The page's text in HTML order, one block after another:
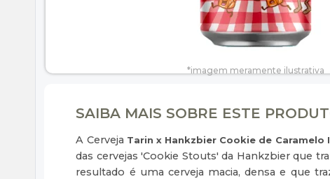
SAIBA MAIS SOBRE ESTE
A Cerveja Tarin x Hankzbier Cookie de Caramelo
das cervejas 'Cookie Stouts' da Hankzbier que
resultado é uma cerveja macia, densa e que